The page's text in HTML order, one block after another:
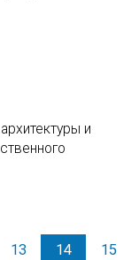
и
13 14 15